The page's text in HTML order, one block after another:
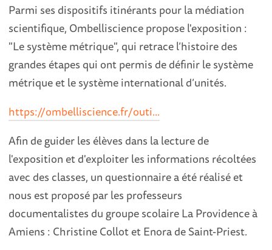
Parmi ses dispositifs itinérants pour la médiation
scientifique, Ombelliscience propose l'exposition :
"Le système métrique", qui retrace l’histoire des
grandes étapes qui ont permis de définir le système
métrique et le système international d’unités.
https://ombelliscience.fr/outi...
Afin de guider les élèves dans la lecture de
l'exposition et d'exploiter les informations récoltées
avec des classes, un questionnaire a été réalisé et
nous est proposé par les professeurs
documentalistes du groupe scolaire La Providence à
Amiens : Christine Collot et Enora de Saint-Priest.